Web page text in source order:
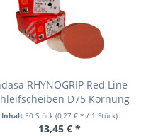
RHYNOGRIP Red Line
D75 Körnung
P240, 50 Stk.
Inhalt 50 Stück (0,27 € * / 1 Stück)
13,45 € *